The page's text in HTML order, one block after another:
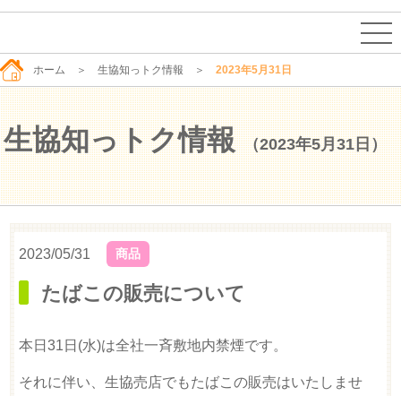
ホーム ＞ 生協知っトク情報 ＞ 2023年5月31日
生協知っトク情報 （2023年5月31日）
2023/05/31 商品
たばこの販売について
本日31日(水)は全社一斉敷地内禁煙です。
それに伴い、生協売店でもたばこの販売はいたしませ